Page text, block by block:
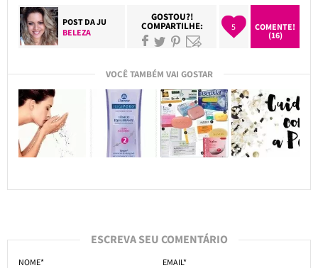
POST DAJU
BELEZA
GOSTOU?!
COMPARTILHE: 5
COMENTE!
(16)
VOCÊ TAMBÉM VAI GOSTAR
ESCREVA SEU COMENTÁRIO
NOME* EMAIL*